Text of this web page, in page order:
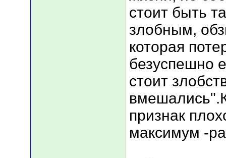
стоит быть
злобным,
которая
безуспешно
стоит
признак
максимум -